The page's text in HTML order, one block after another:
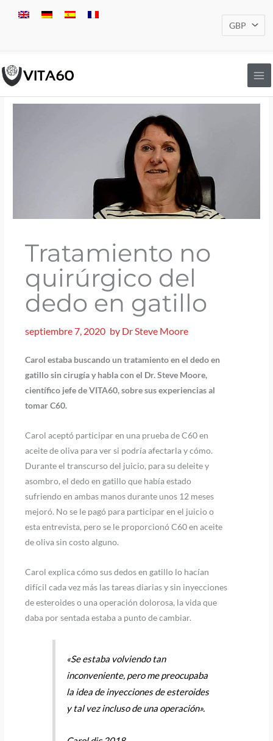
Tratamiento no
quirúrgico del
dedo en gatillo
septiembre 7, 2020 by Dr Steve Moore
Carol estaba buscando un tratamiento en el dedo en
gatillo sin cirugía y habla con el Dr. Steve Moore,
científico jefe de VITA60, sobre sus experiencias al
tomar C60.
Carol aceptó participar en una prueba de C60 en
aceite de oliva para ver si podría afectarla y cómo.
Durante el transcurso del juicio, para su deleite y
asombro, el dedo en gatillo que había estado
sufriendo en ambas manos durante unos 12 meses
mejoró. No se le pagó para participar en el juicio o
esta entrevista, pero se le proporcionó C60 en aceite
de oliva sin costo alguno.
Carol explica cómo sus dedos en gatillo lo hacían
difícil cada vez más las tareas diarias y sin inyecciones
de esteroides o una operación dolorosa, la vida que
daba por sentada estaba a punto de cambiar.
«Se estaba volviendo tan
inconveniente, pero me preocupaba
la idea de inyecciones de esteroides
y tal vez incluso de una operación».